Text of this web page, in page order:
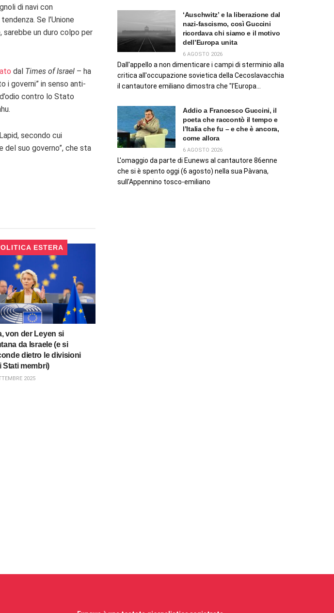
di navi con
Se l’Unione
sarebbe un duro colpo per
dal Times of Israel – ha
i governi” in senso anti-
contro lo Stato
secondo cui
del suo governo”, che sta
ESTERA
von der Leyen si
da Israele (e si
dietro le divisioni
Stati membri)
2025
‘Auschwitz’ e la liberazione dal
nazi-fascismo, così Guccini
ricordava chi siamo e il motivo
dell’Europa unita
6 AGOSTO 2026
Dall'appello a non dimenticare i campi di sterminio alla
critica all'occupazione sovietica della Cecoslavacchia
il cantautore emiliano dimostra che "l'Europa...
Addio a Francesco Guccini, il
poeta che raccontò il tempo e
l’Italia che fu – e che è ancora,
come allora
6 AGOSTO 2026
L'omaggio da parte di Eunews al cantautore 86enne
che si è spento oggi (6 agosto) nella sua Pàvana,
sull'Appennino tosco-emiliano